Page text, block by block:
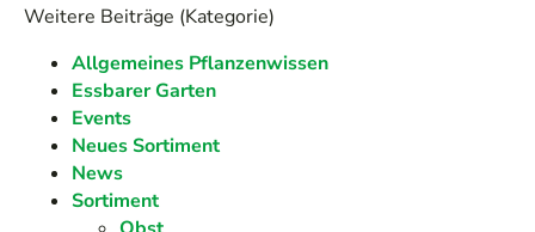
Weitere Beiträge (Kategorie)
Allgemeines Pflanzenwissen
Essbarer Garten
Events
Neues Sortiment
News
Sortiment